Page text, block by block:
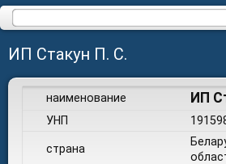
ИП Стакун П. С.
наименование ИП
УНП
страна